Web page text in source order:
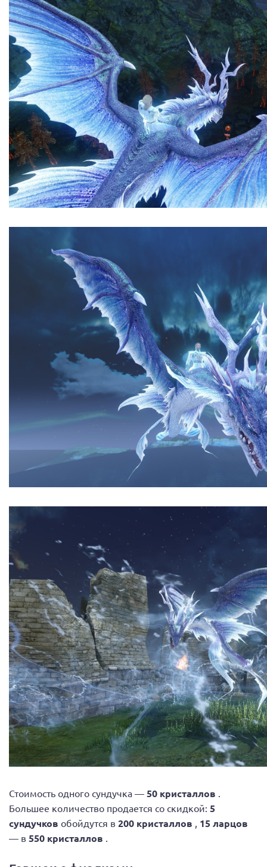
Стоимость одного сундучка — 50 кристаллов .
Большее количество продается со скидкой: 5
сундучков обойдутся в 200 кристаллов , 15 ларцов
— в 550 кристаллов .